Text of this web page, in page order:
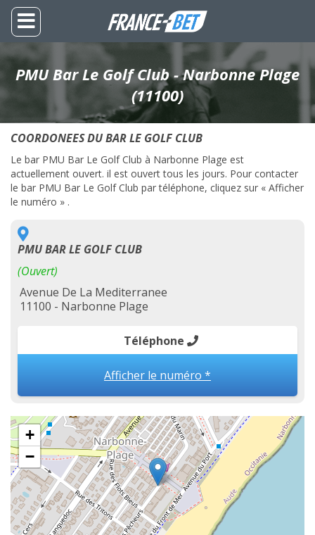
PMU Bar Le Golf Club - Narbonne Plage
(11100)
COORDONEES DU BAR LE GOLF CLUB
Le bar PMU Bar Le Golf Club à Narbonne Plage est
actuellement ouvert. il est ouvert tous les jours. Pour contacter
le bar PMU Bar Le Golf Club par téléphone, cliquez sur « Afficher
le numéro » .
PMU BAR LE GOLF CLUB
(Ouvert)
Avenue De La Mediterranee
11100 - Narbonne Plage
Téléphone
Afficher le numéro *
+
−